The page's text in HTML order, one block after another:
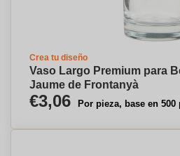
Crea tu diseño
Vaso Largo Premium para
Jaume de Frontanyà
€3,06 Por pieza, base en 500